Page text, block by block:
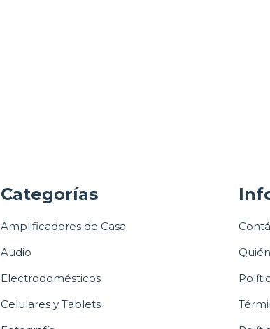
Categorías
Amplificadores de Casa
Audio
Electrodomésticos
Celulares y Tablets